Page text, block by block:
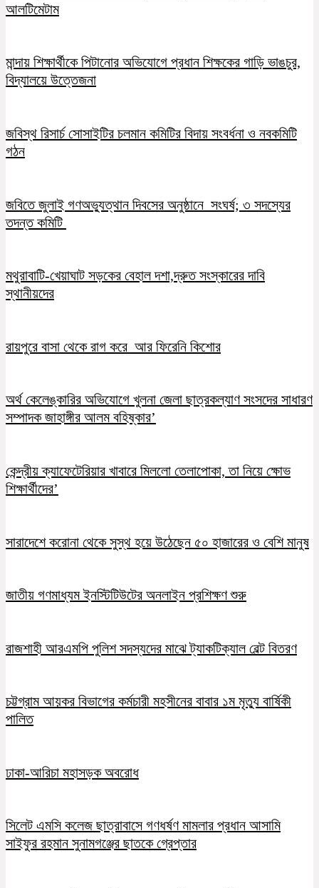
আলটিমেটাম
মান্দায় শিক্ষার্থীকে পিটানোর অভিযোগে প্রধান শিক্ষকের গাড়ি ভাঙচুর,
বিদ্যালয়ে উত্তেজনা
জবিস্থ রিসার্চ সোসাইটির চলমান কমিটির বিদায় সংবর্ধনা ও নবকমিটি
গঠন
জবিতে জুলাই গণঅভ্যুত্থান দিবসের অনুষ্ঠানে সংঘর্ষ; ৩ সদস্যের
তদন্ত কমিটি
মথুরাবাটি-খেয়াঘাট সড়কের বেহাল দশা,দ্রুত সংস্কারের দাবি
স্থানীয়দের
রায়পুরে বাসা থেকে রাগ করে আর ফিরেনি কিশোর
অর্থ কেলেঙ্কারির অভিযোগে খুলনা জেলা ছাত্রকল্যাণ সংসদের সাধারণ
সম্পাদক জাহাঙ্গীর আলম বহিষ্কার’
কেন্দ্রীয় ক্যাফেটেরিয়ার খাবারে মিললো তেলাপোকা, তা নিয়ে ক্ষোভ
শিক্ষার্থীদের’
সারাদেশে করোনা থেকে সুস্থ হয়ে উঠেছেন ৫০ হাজারের ও বেশি মানুষ
জাতীয় গণমাধ্যম ইনস্টিটিউটের অনলাইন প্রশিক্ষণ শুরু
রাজশাহী আরএমপি পুলিশ সদস্যদের মাঝে ট্যাকটিক্যাল বেল্ট বিতরণ
চট্টগ্রাম আয়কর বিভাগের কর্মচারী মহসীনের বাবার ১ম মৃত্যু বার্ষিকী
পালিত
ঢাকা-আরিচা মহাসড়ক অবরোধ
সিলেট এমসি কলেজ ছাত্রাবাসে গণধর্ষণ মামলার প্রধান আসামি
সাইফুর রহমান সুনামগঞ্জের ছাতকে গ্রেপ্তার